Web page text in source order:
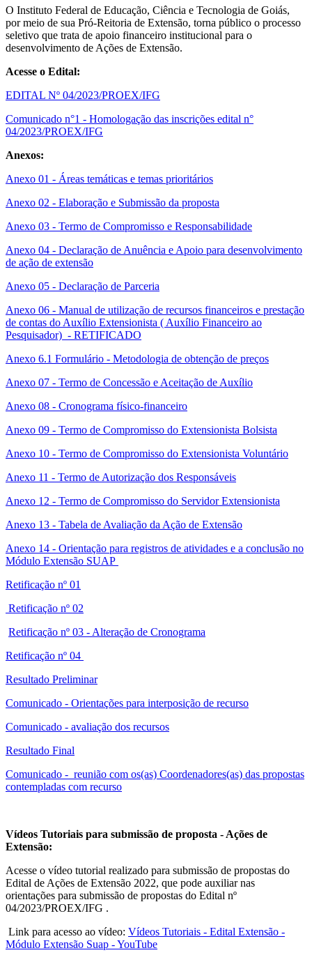
O Instituto Federal de Educação, Ciência e Tecnologia de Goiás,
por meio de sua Pró-Reitoria de Extensão, torna público o processo
seletivo que trata de apoio financeiro institucional para o
desenvolvimento de Ações de Extensão.
Acesse o Edital:
EDITAL Nº 04/2023/PROEX/IFG
Comunicado n°1 - Homologação das inscrições edital n°
04/2023/PROEX/IFG
Anexos:
Anexo 01 - Áreas temáticas e temas prioritários
Anexo 02 - Elaboração e Submissão da proposta
Anexo 03 - Termo de Compromisso e Responsabilidade
Anexo 04 - Declaração de Anuência e Apoio para desenvolvimento
de ação de extensão
Anexo 05 - Declaração de Parceria
Anexo 06 - Manual de utilização de recursos financeiros e prestação
de contas do Auxílio Extensionista ( Auxílio Financeiro ao
Pesquisador) - RETIFICADO
Anexo 6.1 Formulário - Metodologia de obtenção de preços
Anexo 07 - Termo de Concessão e Aceitação de Auxílio
Anexo 08 - Cronograma físico-financeiro
Anexo 09 - Termo de Compromisso do Extensionista Bolsista
Anexo 10 - Termo de Compromisso do Extensionista Voluntário
Anexo 11 - Termo de Autorização dos Responsáveis
Anexo 12 - Termo de Compromisso do Servidor Extensionista
Anexo 13 - Tabela de Avaliação da Ação de Extensão
Anexo 14 - Orientação para registros de atividades e a conclusão no
Módulo Extensão SUAP
Retificação nº 01
Retificação nº 02
Retificação nº 03 - Alteração de Cronograma
Retificação nº 04
Resultado Preliminar
Comunicado - Orientações para interposição de recurso
Comunicado - avaliação dos recursos
Resultado Final
Comunicado - reunião com os(as) Coordenadores(as) das propostas
contempladas com recurso
Vídeos Tutoriais para submissão de proposta - Ações de
Extensão:
Acesse o vídeo tutorial realizado para submissão de propostas do
Edital de Ações de Extensão 2022, que pode auxiliar nas
orientações para submissão de propostas do Edital nº
04/2023/PROEX/IFG .
Link para acesso ao vídeo: Vídeos Tutoriais - Edital Extensão -
Módulo Extensão Suap - YouTube